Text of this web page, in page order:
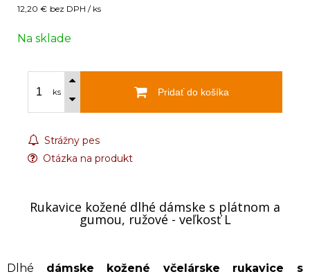
12,20 € bez DPH / ks
Na sklade
ks Pridať do košíka
Strážny pes
Otázka na produkt
Rukavice kožené dlhé dámske s plátnom a
gumou, ružové - veľkosť L
Dlhé dámske kožené včelárske rukavice s